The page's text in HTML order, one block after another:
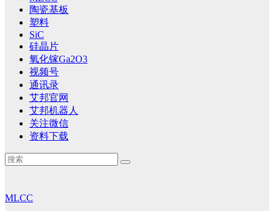
陶瓷基板
塑料
SiC
硅晶片
氧化镓Ga2O3
视频号
通讯录
艾邦官网
艾邦机器人
关注微信
资料下载
MLCC